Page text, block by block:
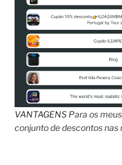
VANTAGENSPara os
conjunto de descontos nas